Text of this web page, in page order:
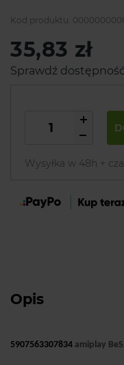
Kod produktu:
35,83 zł
Sprawdź
Wysyłka w 48h +
Opis
5907563307834 amiplay